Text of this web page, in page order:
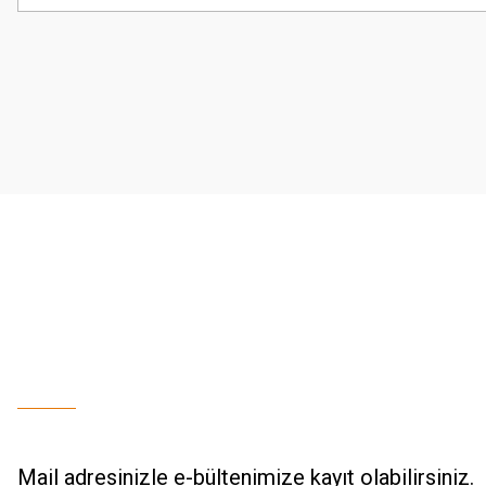
Görüş ve önerileriniz için teşekkür ederiz.
Mail adresinizle e-bültenimize kayıt olabilirsiniz.